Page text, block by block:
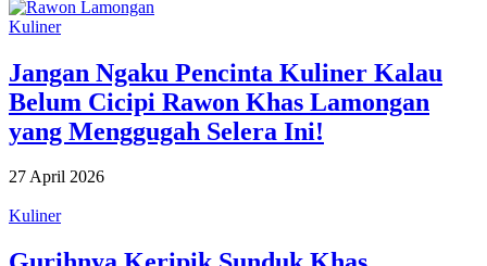
Kuliner
Jangan Ngaku Pencinta Kuliner Kalau
Belum Cicipi Rawon Khas Lamongan
yang Menggugah Selera Ini!
27 April 2026
Kuliner